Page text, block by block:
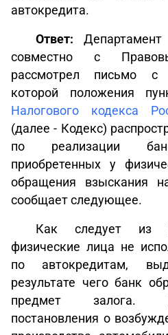
автокредита.
Ответ:
совместно с
рассмотрел письмо с
которой положения
Налогового кодекса
(далее - Кодекс)
по реализации
приобретенных у
обращения взыскания
сообщает следующее.
Как следует из
физические лица не
по автокредитам,
результате чего банк
предмет залога.
постановления о